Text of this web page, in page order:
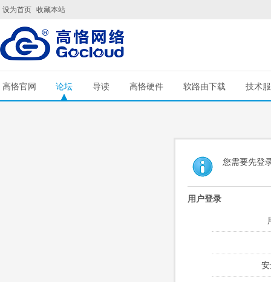
设为首页 收藏本站
高恪官网 论坛 导读 高恪硬件 软路由下载 技术
您需要先登
用户登录